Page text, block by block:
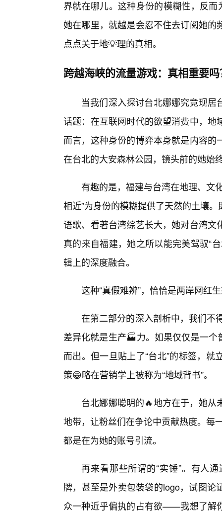
界就在哪儿。这种身份的模糊性，反
她在哪里，就越是会忍不住去订阅她
点点关于地💡理的真相。
跨越海峡的流量游戏：真相重要
当我们深入探讨台北娜娜究竟现
话题：在互联网时代的欲望消费中，
而言，这种身份的博弈本身就是内容
在台北的大安森林公园，镜头前的她始
有趣的是，福建与台湾在地理、文
相近”为身份的模糊提供了天然的土壤
语歌、看著台湾综艺长大，她对台湾
真的来自福建，她之所以能完美驾驭“
辑上的深度融合。
这种“真假难辨”，恰恰是两岸网红
在第二部分的深入剖析中，我们不
差异化就是生产🏭力。如果仅仅是一
而出。但一旦贴上了“台北”的标签，
策😁略在营销学上被称为“地域背书”。
台北娜娜聪明的🔥地方在于，她
地带，让粉丝们在争论中贡献热度。每
都是在为她的账号引流。
再来看那些所谓的“实锤”。有人
牌，甚至是外卖包装袋的logo，试图
众一种近乎偏执的占有欲——我想了解